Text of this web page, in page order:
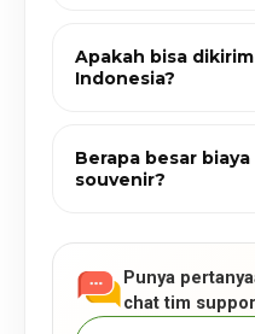
Apakah bisa
Indonesia?
Berapa besar
souvenir?
Punya
chat tim